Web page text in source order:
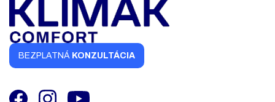
BEZPLATNÁ KONZULTÁCIA